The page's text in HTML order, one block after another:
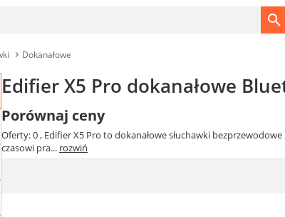
Dokanałowe
Edifier X5 Pro dokanałowe
Porównaj ceny
Oferty: 0, Edifier X5 Pro to dokanałowe słuchawki
czasowi pra... rozwiń